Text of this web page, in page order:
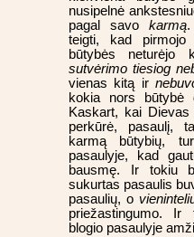
nusipelnė
pagal savokarmą
teigti, kad pirmojo
būtybės neturėjo
sutvėrimo tiesiog
vienas kitą ir
kokia nors būtybė
Kaskart, kai
perkūrė, pasaulį,
karmą būtybių,
pasaulyje, kad
bausmę. Ir tokiu
sukurtas pasaulis
pasaulių, o
priežastingumo. Ir
blogio pasaulyje